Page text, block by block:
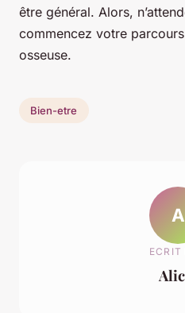
être général. Alors,
commencez votre
osseuse.
Bien-etre
A
ECRIT